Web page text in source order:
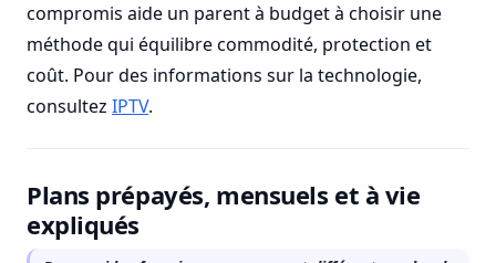
compromis aide un parent à budget à choisir une
méthode qui équilibre commodité, protection et
coût. Pour des informations sur la technologie,
consultez IPTV.
Plans prépayés, mensuels et à vie
expliqués